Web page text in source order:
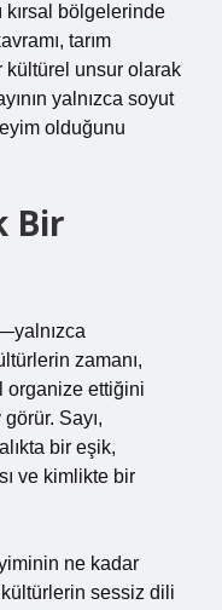
kırsal bölgelerinde
tarım
unsur olarak
yalnızca soyut
olduğunu
Bir
zamanı,
organize ettiğini
Sayı,
bir eşik,
ve kimlikte bir
ne kadar
kültürlerin sessiz dili